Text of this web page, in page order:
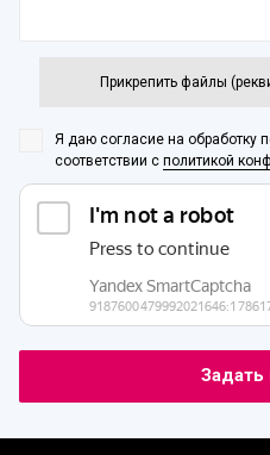
Прикрепить файлы
Я даю согласие на обработку
соответствии с политикой